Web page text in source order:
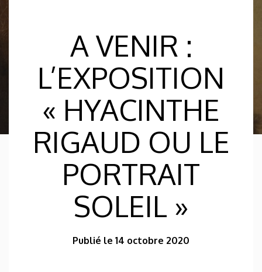
A VENIR :
L’EXPOSITION
« HYACINTHE
RIGAUD OU LE
PORTRAIT
SOLEIL »
Publié le 14 octobre 2020